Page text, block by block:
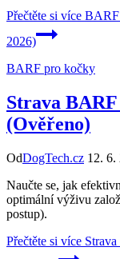
Přečtěte si více BARF
2026)
BARF pro kočky
Strava
(Ověřeno)
OdDogTech.cz 12. 6.
Naučte se, jak
optimální výživu
postup).
Přečtěte si více